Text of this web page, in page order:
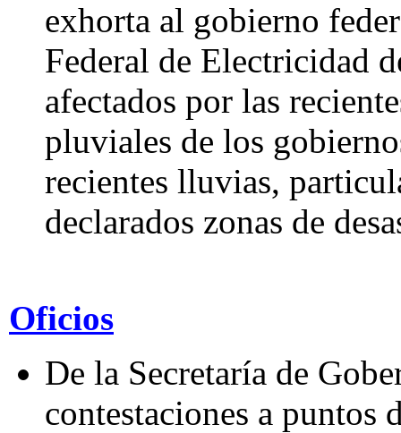
exhorta al gobierno
Federal de Electricidad
afectados por las
pluviales de los
recientes lluvias,
declarados zonas de
Oficios
De la Secretaría de
contestaciones a puntos